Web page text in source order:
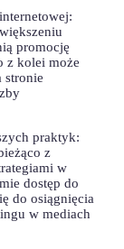
promocję
z kolei może
stronie⁤
praktyk:
‌z
w
dostęp do
do osiągnięcia
w⁤ mediach